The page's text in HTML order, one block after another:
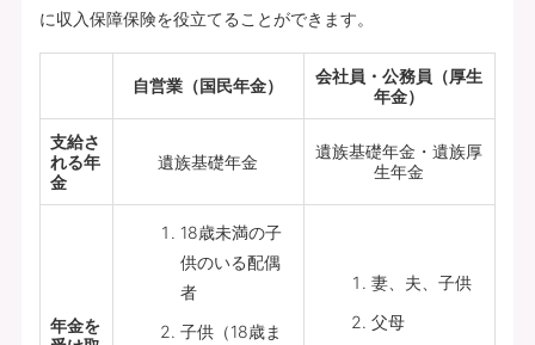
に収入保障保険を役立てることができます。
自営業（国民年金）
会社員・公務員（厚生
年金）
支給さ
れる年
金
遺族基礎年金
遺族基礎年金・遺族厚
生年金
年金を
18歳未満の子
供のいる配偶
者
子供（18歳ま
妻、夫、子供
父母